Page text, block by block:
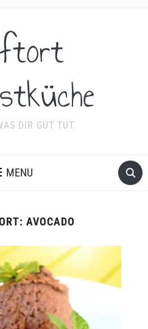
DIR GUT TUT.
MENU
AVOCADO